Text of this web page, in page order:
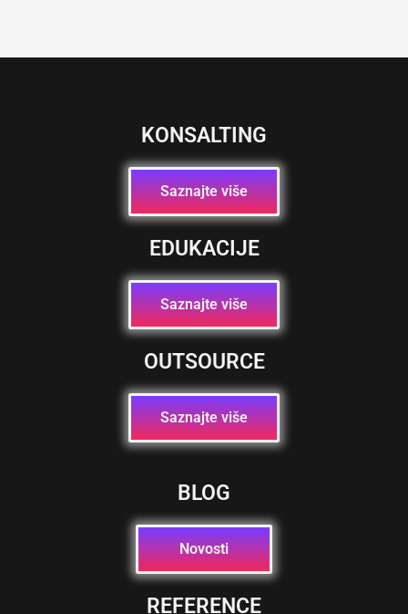
KONSALTING
Saznajte više
EDUKACIJE
Saznajte više
OUTSOURCE
Saznajte više
BLOG
Novosti
REFERENCE